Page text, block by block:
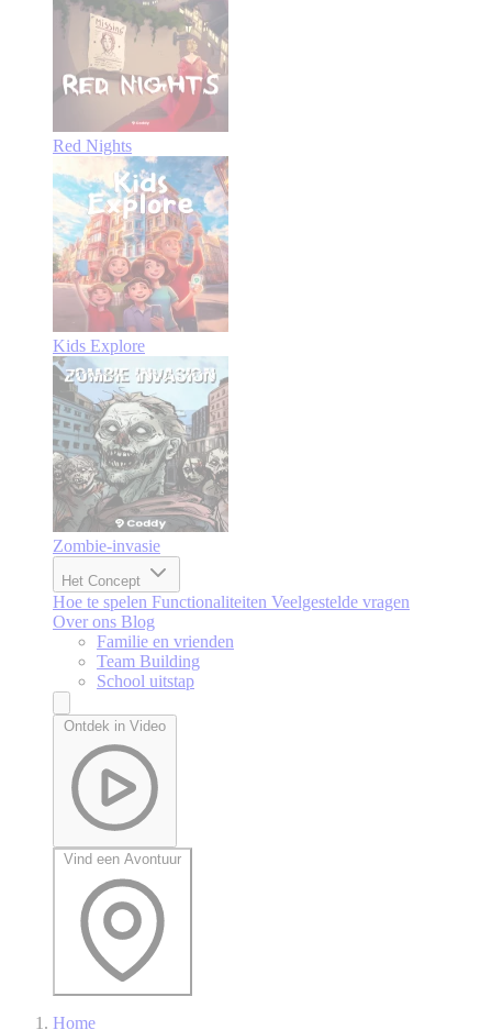
Red Nights
Kids Explore
Zombie-invasie
Het Concept
Hoe te spelen Functionaliteiten Veelgestelde vragen
Over ons Blog
Familie en vrienden
Team Building
School uitstap
Ontdek in Video
Vind een Avontuur
Home